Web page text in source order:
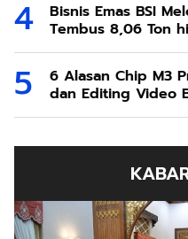
Bisnis Emas BSI
Tembus 8,06 Ton
6 Alasan Chip M3
dan Editing Video